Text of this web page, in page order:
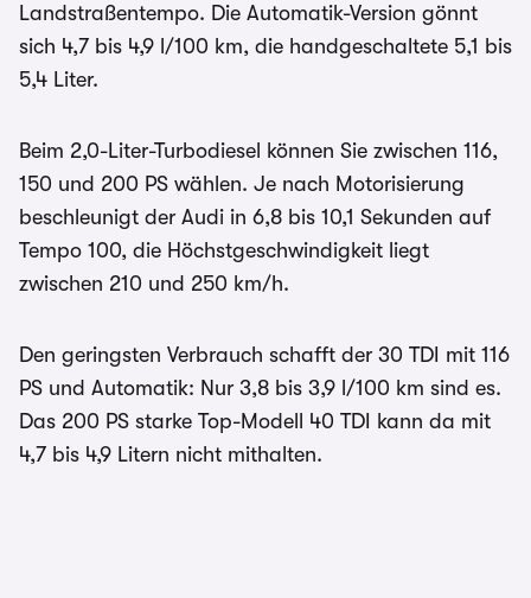
Landstraßentempo. Die Automatik-Version gönnt
sich 4,7 bis 4,9 l/100 km, die handgeschaltete 5,1 bis
5,4 Liter.
Beim 2,0-Liter-Turbodiesel können Sie zwischen 116,
150 und 200 PS wählen. Je nach Motorisierung
beschleunigt der Audi in 6,8 bis 10,1 Sekunden auf
Tempo 100, die Höchstgeschwindigkeit liegt
zwischen 210 und 250 km/h.
Den geringsten Verbrauch schafft der 30 TDI mit 116
PS und Automatik: Nur 3,8 bis 3,9 l/100 km sind es.
Das 200 PS starke Top-Modell 40 TDI kann da mit
4,7 bis 4,9 Litern nicht mithalten.